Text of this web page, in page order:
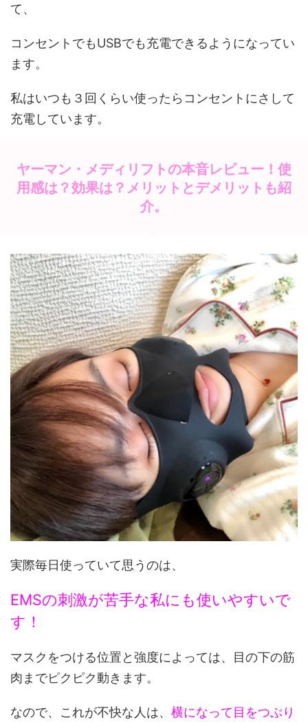
て、
コンセントでもUSBでも充電できるようになってい
ます。
私はいつも３回くらい使ったらコンセントにさして
充電しています。
ヤーマン・メディリフトの本音レビュー！使
用感は？効果は？メリットとデメリットも紹
介。
実際毎日使っていて思うのは、
EMSの刺激が苦手な私にも使いやすいで
す！
マスクをつける位置と強度によっては、目の下の筋
肉までピクピク動きます。
なので、これが不快な人は、 横になって目をつぶり